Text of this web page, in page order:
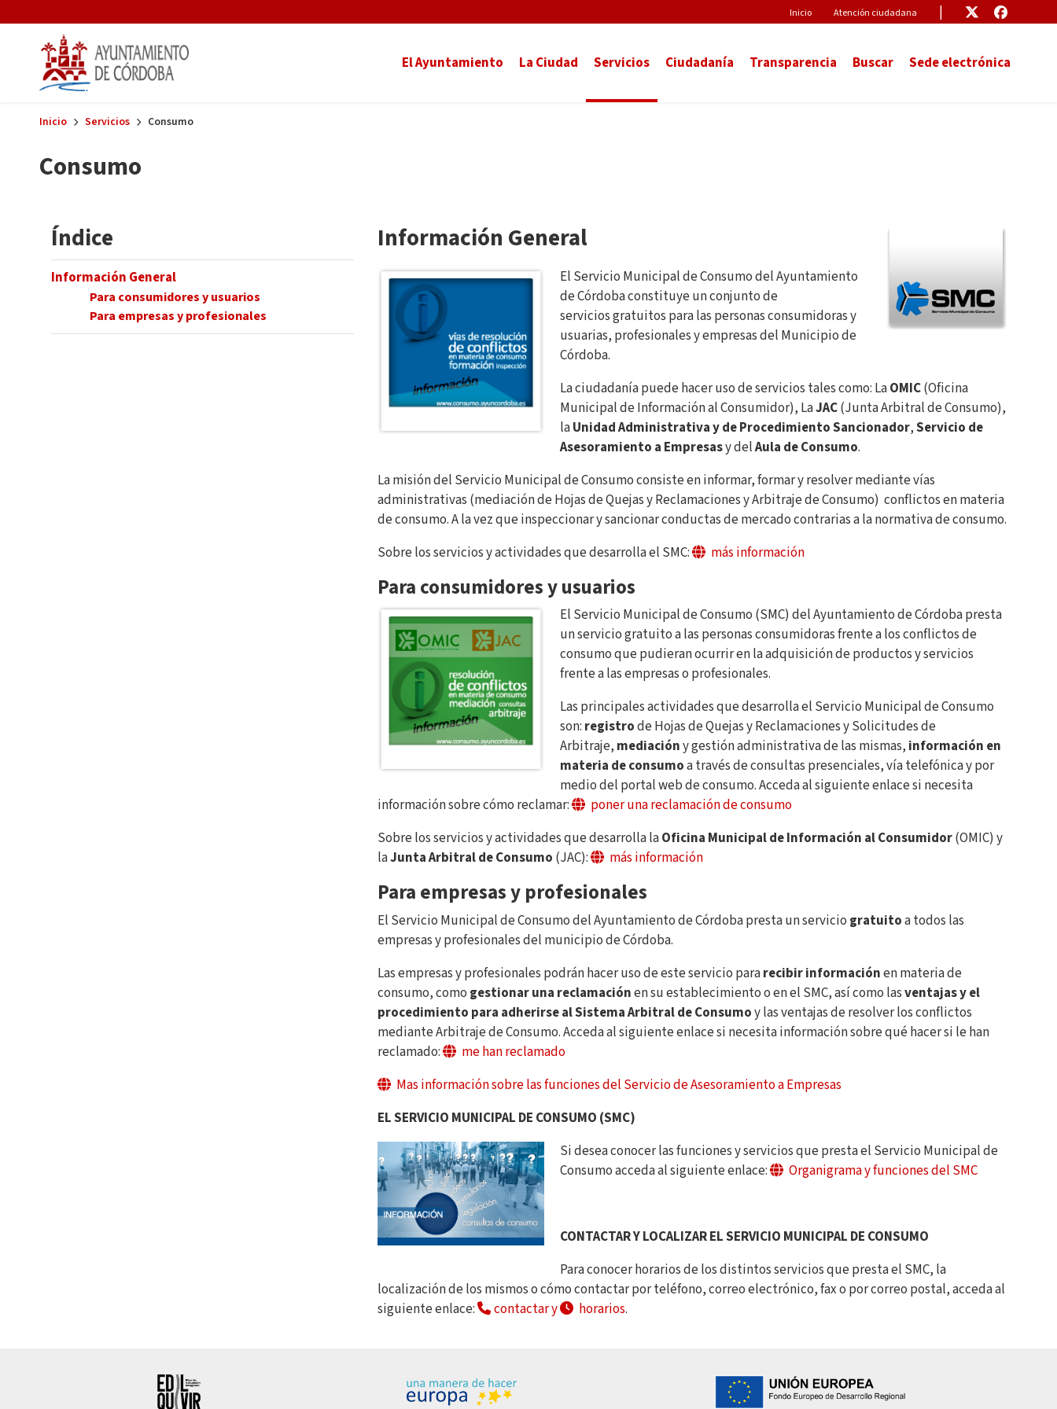
Pre-Header
Inicio Atención ciudadana EnlaceEnlace
El Ayuntamiento La Ciudad Servicios Ciudadanía Transparencia Buscar Sede electrónica
Inicio Servicios Consumo
Consumo
Índice
Información General
Para consumidores y usuarios
Para empresas y profesionales
Información General
El Servicio Municipal de Consumo del Ayuntamiento
de Córdoba constituye un conjunto de
servicios gratuitos para las personas consumidoras y
usuarias, profesionales y empresas del Municipio de
Córdoba.
La ciudadanía puede hacer uso de servicios tales como: LaOMIC(Oficina
Municipal de Información al Consumidor), LaJAC(Junta Arbitral de Consumo),
laUnidad Administrativa y de Procedimiento Sancionador,Servicio de
Asesoramiento a Empresasy delAula de Consumo.
La misión del Servicio Municipal de Consumo consiste en informar, formar y resolver mediante vías
administrativas (mediación de Hojas de Quejas y Reclamaciones y Arbitraje de Consumo) conflictos en materia
de consumo. A la vez que inspeccionar y sancionar conductas de mercado contrarias a la normativa de consumo.
Sobre los servicios y actividades que desarrolla el SMC:
más información
Para consumidores y usuarios
El Servicio Municipal de Consumo (SMC) del Ayuntamiento de Córdoba presta
un servicio gratuito a las personas consumidoras frente a los conflictos de
consumo que pudieran ocurrir en la adquisición de productos y servicios
frente a las empresas o profesionales.
Las principales actividades que desarrolla el Servicio Municipal de Consumo
son: registrode Hojas de Quejas y Reclamaciones y Solicitudes de
Arbitraje, mediacióny gestión administrativa de las mismas, información en
materia de consumoa través de consultas presenciales, vía telefónica y por
medio del portal web de consumo. Acceda al siguiente enlace si necesita
información sobre cómo reclamar:
poner una reclamación de consumo
Sobre los servicios y actividades que desarrolla laOficina Municipal de Información al Consumidor(OMIC) y
laJunta Arbitral de Consumo (JAC): más información
Para empresas y profesionales
El Servicio Municipal de Consumo del Ayuntamiento de Córdoba presta un servicio gratuitoa todos las
empresas y profesionales del municipio de Córdoba.
Las empresas y profesionales podrán hacer uso de este servicio pararecibir informaciónen materia de
consumo, como gestionar una reclamaciónen su establecimiento o en el SMC, así como lasventajas y el
procedimiento para adherirse al Sistema Arbitral de Consumoy las ventajas de resolver los conflictos
mediante Arbitraje de Consumo. Acceda al siguiente enlace si necesita información sobre qué hacer si le han
reclamado:
me han reclamado
Mas información sobre las funciones del Servicio de Asesoramiento a Empresas
EL SERVICIO MUNICIPAL DE CONSUMO (SMC)
Si desea conocer las funciones y servicios que presta el Servicio Municipal de
Consumo acceda al siguiente enlace:
Organigrama y funciones del SMC
CONTACTAR Y LOCALIZAR EL SERVICIO MUNICIPAL DE CONSUMO
Para conocer horarios de los distintos servicios que presta el SMC, la
localización de los mismos o cómo contactar por teléfono, correo electrónico, fax o por correo postal, acceda al
siguiente enlace:
contactar y horarios.